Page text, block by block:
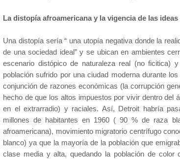
La distopía afroamericana y la vigencia de las
Una distopía sería “ una utopía negativa donde la
de una sociedad ideal” y se ubican en ambientes
escenario distópico de naturaleza real (no ficitica)
población sufrido por una ciudad moderna durante
conjunción de razones económicas (la corrupción
hecho de que los altos impuestos por vivir dentro del
en el extrarradio) y raciales. Así, Detroit habría
millones de habitantes en 1960 ( 90 % de raza
afroamericana), movimiento migratorio centrífugo
blanco) ya que la mayoría de la población que
clase media y alta, quedando la población de